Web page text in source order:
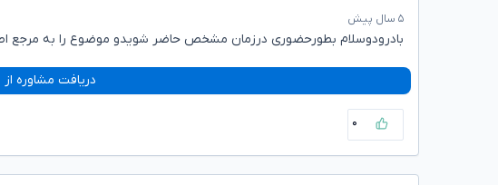
۵ سال پیش
بادرودوسلام بطورحضوری درزمان مشخص حاضر شویدو موضوع را به مرجع
دریافت مشاوره
۰